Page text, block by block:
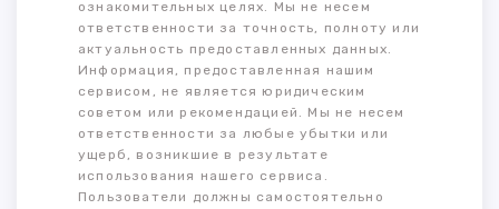
ознакомительных целях. Мы не несем
ответственности за точность, полноту или
актуальность предоставленных данных.
Информация, предоставленная нашим
сервисом, не является юридическим
советом или рекомендацией. Мы не несем
ответственности за любые убытки или
ущерб, возникшие в результате
использования нашего сервиса.
Пользователи должны самостоятельно